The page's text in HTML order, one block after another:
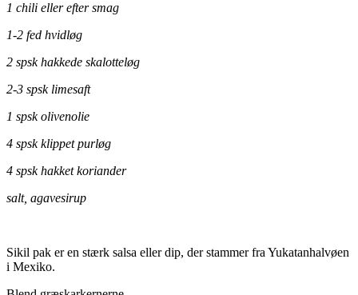
1 chili eller efter smag
1-2 fed hvidløg
2 spsk hakkede skalotteløg
2-3 spsk limesaft
1 spsk olivenolie
4 spsk klippet purløg
4 spsk hakket koriander
salt, agavesirup
Sikil pak er en stærk salsa eller dip, der stammer fra Yukatanhalvøen
i Mexiko.